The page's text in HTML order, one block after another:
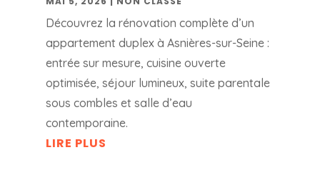
Découvrez la rénovation complète d’un
appartement duplex à Asnières-sur-Seine :
entrée sur mesure, cuisine ouverte
optimisée, séjour lumineux, suite parentale
sous combles et salle d’eau
contemporaine.
LIRE PLUS